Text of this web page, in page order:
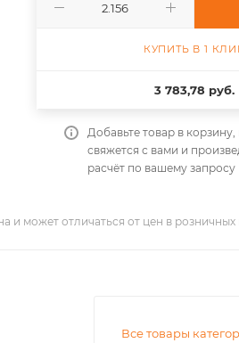
КУПИТЬ В 1
3 783,78 руб.
Добавьте товар в
свяжется с вами и
расчёт по вашему запросу
и может отличаться от цен в розничных
Все товары